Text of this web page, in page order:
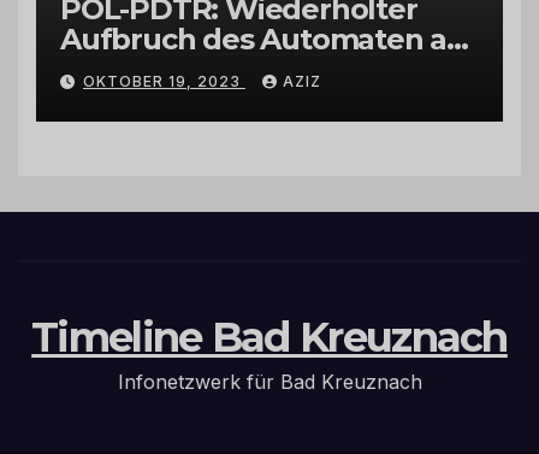
POL-PDTR: Wiederholter
Aufbruch des Automaten am
Wohnmobilstellplatz in
Hermeskeil am Labachweg
OKTOBER 19, 2023 AZIZ
Timeline Bad Kreuznach
Infonetzwerk für Bad Kreuznach